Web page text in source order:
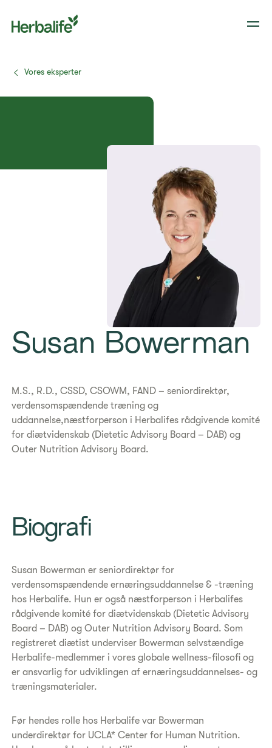
Vores eksperter
Susan Bowerman
​​M.S., R.D., CSSD, CSOWM, FAND – seniordirektør,
verdensomspændende træning og
uddannelse,næstforperson i Herbalifes rådgivende komité
for diætvidenskab (Dietetic Advisory Board – DAB) og
Outer Nutrition Advisory Board.
Biografi
Susan Bowerman er seniordirektør for
verdensomspændende ernæringsuddannelse & -træning
hos Herbalife. Hun er også næstforperson i Herbalifes
rådgivende komité for diætvidenskab (Dietetic Advisory
Board – DAB) og Outer Nutrition Advisory Board. Som
registreret diætist underviser Bowerman selvstændige
Herbalife-medlemmer i vores globale wellness-filosofi og
er ansvarlig for udviklingen af ernæringsuddannelses- og
træningsmaterialer.
Før hendes rolle hos Herbalife var Bowerman
underdirektør for UCLA* Center for Human Nutrition.